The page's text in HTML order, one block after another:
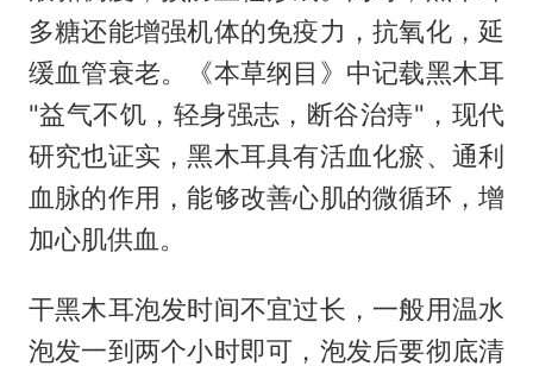
多糖还能增强机体的免疫力，抗氧化，延
缓血管衰老。《本草纲目》中记载黑木耳
"益气不饥，轻身强志，断谷治痔"，现代
研究也证实，黑木耳具有活血化瘀、通利
血脉的作用，能够改善心肌的微循环，增
加心肌供血。
干黑木耳泡发时间不宜过长，一般用温水
泡发一到两个小时即可，泡发后要彻底清